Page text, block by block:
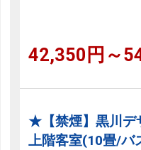
42,350円～
★【禁煙】黒川デ
上階客室(10畳/バ